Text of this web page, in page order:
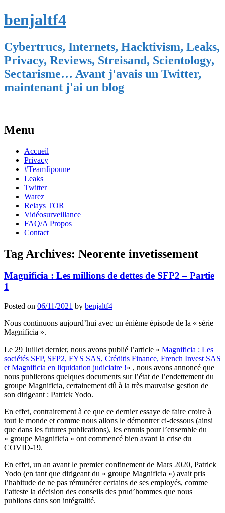
benjaltf4
Cybertrucs, Internets, Hacktivism, Leaks,
Privacy, Reviews, Streisand, Scientology,
Sectarisme… Avant j'avais un Twitter,
maintenant j'ai un blog
Menu
Skip
content
Accueil
Privacy
#TeamJipoune
Leaks
Twitter
Warez
Relays TOR
Vidéosurveillance
FAQ/A Propos
Contact
Tag Archives: Neorente invetissement
Magnificia : Les millions de dettes de SFP2 – Partie
1
Posted on 06/11/2021 by benjaltf4
Nous continuons aujourd’hui avec un énième épisode de la « série
Magnificia ».
Le 29 Juillet dernier, nous avons publié l’article « Magnificia : Les
sociétés SFP, SFP2, FYS SAS, Créditis Finance, French Invest SAS
et Magnificia en liquidation judiciaire !« , nous avons annoncé que
nous publierons quelques documents sur l’état de l’endettement du
groupe Magnificia, certainement dû à la très mauvaise gestion de
son dirigeant : Patrick Yodo.
En effet, contrairement à ce que ce dernier essaye de faire croire à
tout le monde et comme nous allons le démontrer ci-dessous (ainsi
que dans les futures publications), les ennuis pour l’ensemble du
« groupe Magnificia » ont commencé bien avant la crise du
COVID-19.
En effet, un an avant le premier confinement de Mars 2020, Patrick
Yodo (en tant que dirigeant du « groupe Magnificia ») avait pris
l’habitude de ne pas rémunérer certains de ses employés, comme
l’atteste la décision des conseils des prud’hommes que nous
publions dans son intégralité.